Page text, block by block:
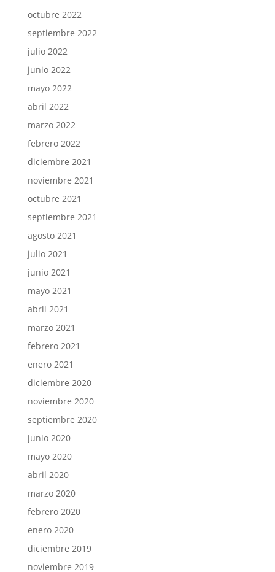
octubre 2022
septiembre 2022
julio 2022
junio 2022
mayo 2022
abril 2022
marzo 2022
febrero 2022
diciembre 2021
noviembre 2021
octubre 2021
septiembre 2021
agosto 2021
julio 2021
junio 2021
mayo 2021
abril 2021
marzo 2021
febrero 2021
enero 2021
diciembre 2020
noviembre 2020
septiembre 2020
junio 2020
mayo 2020
abril 2020
marzo 2020
febrero 2020
enero 2020
diciembre 2019
noviembre 2019